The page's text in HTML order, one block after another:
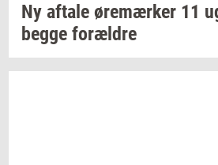
Ny af­ta­le øre­mær­ker 11
begge for­æl­dre